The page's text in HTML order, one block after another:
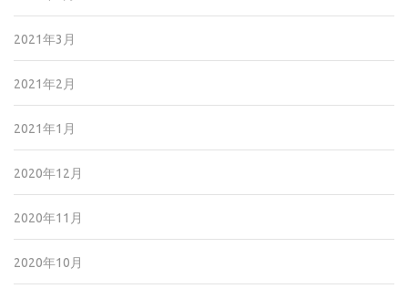
2021年3月
2021年2月
2021年1月
2020年12月
2020年11月
2020年10月